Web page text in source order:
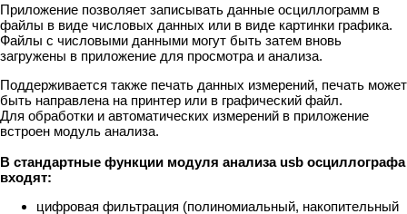
Приложение позволяет записывать данные осциллограмм в
файлы в виде числовых данных или в виде картинки графика.
Файлы с числовыми данными могут быть затем вновь
загружены в приложение для просмотра и анализа.
Поддерживается также печать данных измерений, печать может
быть направлена на принтер или в графический файл.
Для обработки и автоматических измерений в приложение
встроен модуль анализа.
В стандартные функции модуля анализа usb осциллографа
входят:
цифровая фильтрация (полиномиальный, накопительный